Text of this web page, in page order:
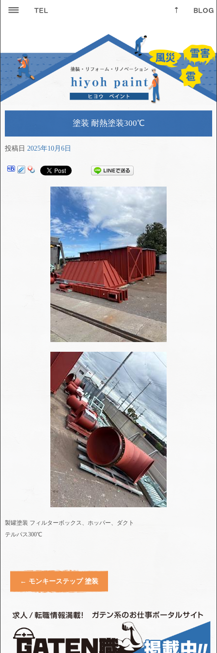
塗装 耐熱塗装300℃
投稿日 2025年10月6日
製罐塗装 フィルターボックス、ホッパー、ダクト
テルパス300℃
← モンキーステップ 塗装